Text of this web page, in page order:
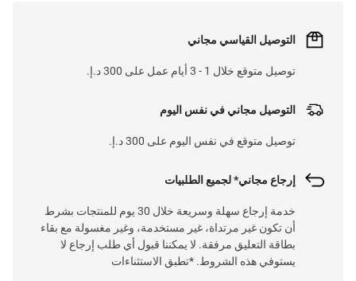
التوصيل القياسي مجاني
توصيل متوقع خلال 1 - 3 أيام عمل على 300 د.إ.
التوصيل مجاني في نفس اليوم
توصيل متوقع في نفس اليوم على 300 د.إ.
إرجاع مجاني* لجميع الطلبيات
خدمة إرجاع سهلة وسريعة خلال 30 يوم للمنتجات بشرط
أن تكون غير مرتداة، غير مستخدمة، وغير مغسولة مع بقاء
بطاقة التعليق مرفقة. لا يمكننا قبول أي طلب إرجاع لا
يستوفي هذه الشروط. *تطبق الاستثناءات